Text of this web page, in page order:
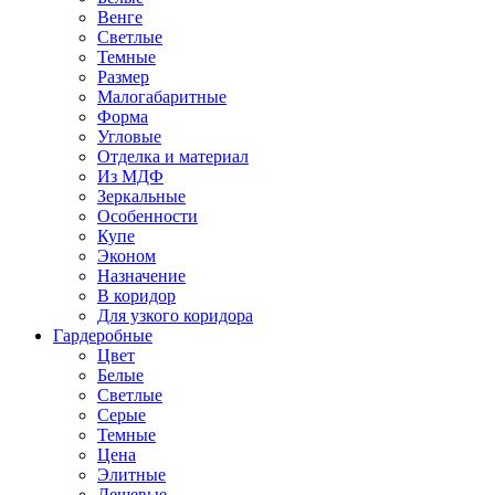
Венге
Светлые
Темные
Размер
Малогабаритные
Форма
Угловые
Отделка и материал
Из МДФ
Зеркальные
Особенности
Купе
Эконом
Назначение
В коридор
Для узкого коридора
Гардеробные
Цвет
Белые
Светлые
Серые
Темные
Цена
Элитные